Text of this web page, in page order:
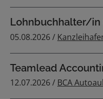
Lohnbuchhalter/
05.08.2026 /
Teamlead
12.07.2026 / BCA